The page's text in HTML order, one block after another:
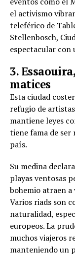
el activismo
teleférico de
Stellenbosch,
espectacular con
3.
matices
Esta ciudad
refugio de
mantiene leyes
tiene fama de ser
país.
Su medina
playas ventosas
bohemio atraen a
Varios riads son
naturalidad,
europeos. La
muchos viajeros
manteniendo un